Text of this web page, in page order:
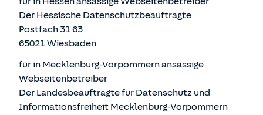
Der Hessische Datenschutzbeauftragte
Postfach 31 63
65021 Wiesbaden
für in Mecklenburg-Vorpommern ansässige
Webseitenbetreiber
Der Landesbeauftragte für Datenschutz und
Informationsfreiheit Mecklenburg-Vorpommern